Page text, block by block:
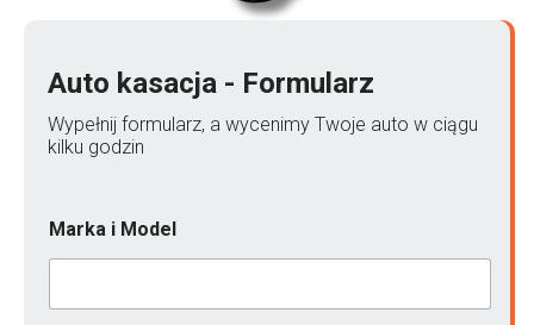
Auto kasacja - Formularz
Wypełnij formularz, a wycenimy Twoje auto w ciągu
kilku godzin
Marka i Model